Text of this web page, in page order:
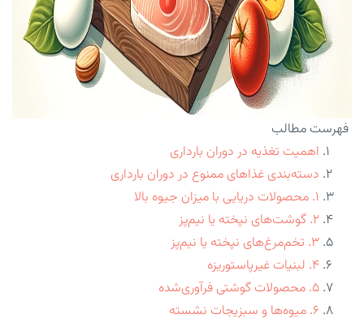
فهرست مطالب
اهمیت تغذیه در دوران بارداری
دسته‌بندی غذاهای ممنوع در دوران بارداری
۱. محصولات دریایی با میزان جیوه بالا
۲. گوشت‌های نپخته یا نیم‌پز
۳. تخم‌مرغ‌های نپخته یا نیم‌پز
۴. لبنیات غیرپاستوریزه
۵. محصولات گوشتی فرآوری‌شده
۶. میوه‌ها و سبزیجات نشسته